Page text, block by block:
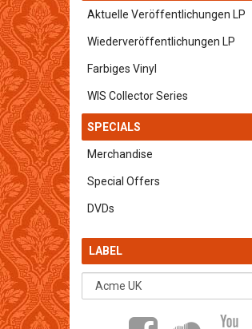
Aktuelle Veröffentlichungen LP
Wiederveröffentlichungen LP
Farbiges Vinyl
WIS Collector Series
SPECIALS
Merchandise
Special Offers
DVDs
LABEL